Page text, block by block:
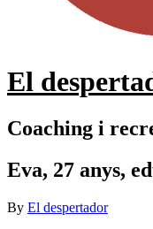
El
Coaching i
Eva, 27 anys,
By El despertadoron
7